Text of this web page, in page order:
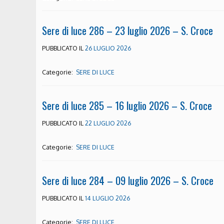
Sere di luce 286 – 23 luglio 2026 – S. Croce
PUBBLICATO IL 26 LUGLIO 2026
Categorie: SERE DI LUCE
Sere di luce 285 – 16 luglio 2026 – S. Croce
PUBBLICATO IL 22 LUGLIO 2026
Categorie: SERE DI LUCE
Sere di luce 284 – 09 luglio 2026 – S. Croce
PUBBLICATO IL 14 LUGLIO 2026
Categorie: SERE DI LUCE